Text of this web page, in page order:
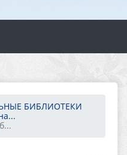
БИБЛИОТЕКИ